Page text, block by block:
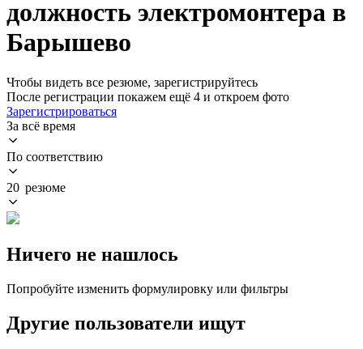
должность электромонтера в
Барышево
Чтобы видеть все резюме, зарегистрируйтесь
После регистрации покажем ещё 4 и откроем фото
Зарегистрироваться
За всё время
По соответствию
20 резюме
Ничего не нашлось
Попробуйте изменить формулировку или фильтры
Другие пользователи ищут